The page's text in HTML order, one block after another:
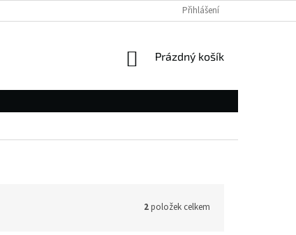
ÚDAJŮ Přihlášení
NÁKUPNÍ
Prázdný košík
2položek celkem